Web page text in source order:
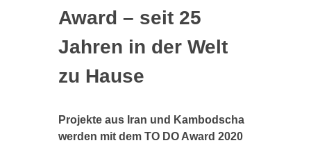
Award – seit 25
Jahren in der Welt
zu Hause
Projekte aus Iran und Kambodscha
werden mit dem TO DO Award 2020